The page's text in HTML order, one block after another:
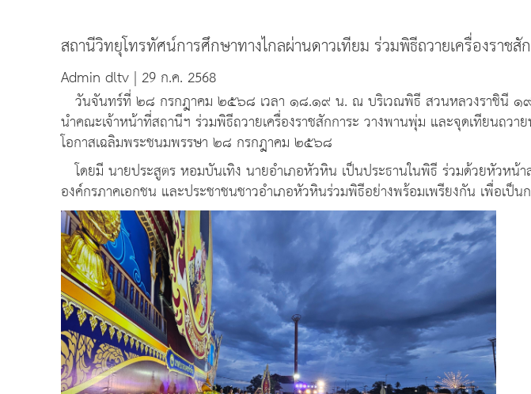
สถานีวิทยุโทรทัศน์การศึกษาทางไกลผ่านดาวเทียม ร่วมพิธีถวายเครื่องรา
Admin dltv | 29 ก.ค. 2568
วันจันทร์ที่ ๒๘ กรกฎาคม ๒๕๖๘ เวลา ๑๘.๑๙ น. ณ บริเวณพิธี สวนหลวงราชินี ๑๙
นำคณะเจ้าหน้าที่สถานีฯ ร่วมพิธีถวายเครื่องราชสักการะ​ วางพานพุ่ม​ และจุดเทียนถว
โอกาสเฉลิมพระชนมพรรษา ๒๘ กรกฎาคม ๒๕๖๘
โดยมี​ นายประสูตร หอมบันเทิง นายอำเภอหัวหิน​ เป็นประธานในพิธี​ ร่วมด้วยหัวห
องค์กรภาคเอกชน และประชาชนชาวอำเภอหัวหินร่วมพิธีอย่างพร้อมเพรียงกัน เพื่อเป็น